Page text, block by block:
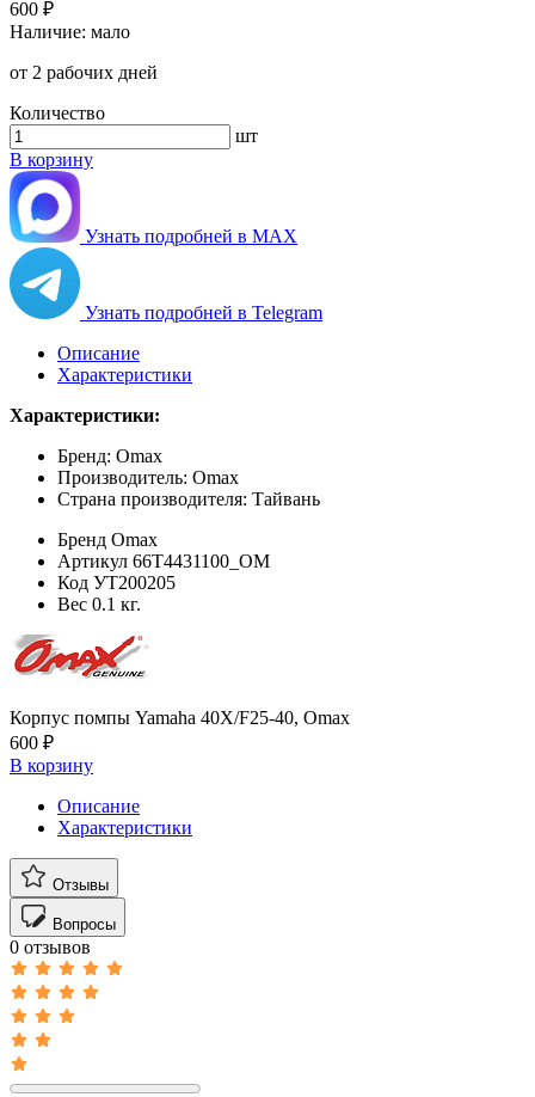
600 ₽
Наличие: мало
от 2 рабочих дней
Количество
шт
В корзину
Узнать подробней в MAX
Узнать подробней в Telegram
Описание
Характеристики
Характеристики:
Бренд: Omax
Производитель: Omax
Страна производителя: Тайвань
Бренд Omax
Артикул 66T4431100_OM
Код УТ200205
Вес 0.1 кг.
Корпус помпы Yamaha 40X/F25-40, Omax
600 ₽
В корзину
Описание
Характеристики
Отзывы
Вопросы
0 отзывов